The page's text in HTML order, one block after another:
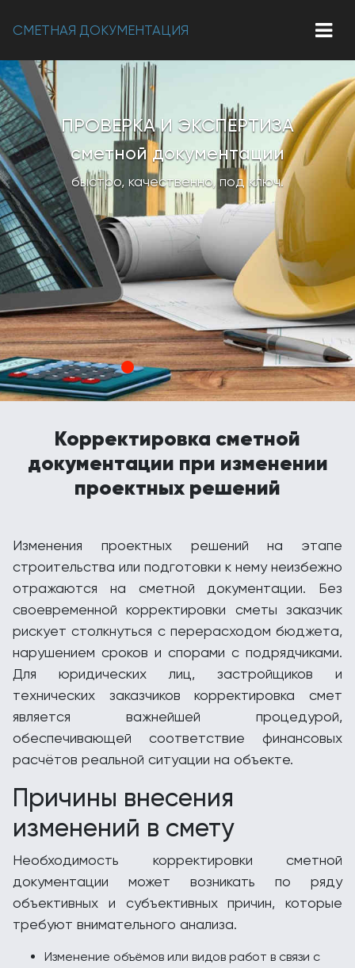
СМЕТНАЯ ДОКУМЕНТАЦИЯ
ПРОВЕРКА И ЭКСПЕРТИЗА
сметной документации
быстро, качественно, под ключ.
Корректировка сметной
документации при изменении
проектных решений
Изменения проектных решений на этапе
строительства или подготовки к нему неизбежно
отражаются на сметной документации. Без
своевременной корректировки сметы заказчик
рискует столкнуться с перерасходом бюджета,
нарушением сроков и спорами с подрядчиками.
Для юридических лиц, застройщиков и
технических заказчиков корректировка смет
является важнейшей процедурой,
обеспечивающей соответствие финансовых
расчётов реальной ситуации на объекте.
Причины внесения
изменений в смету
Необходимость корректировки сметной
документации может возникать по ряду
объективных и субъективных причин, которые
требуют внимательного анализа.
Изменение объёмов или видов работ в связи с